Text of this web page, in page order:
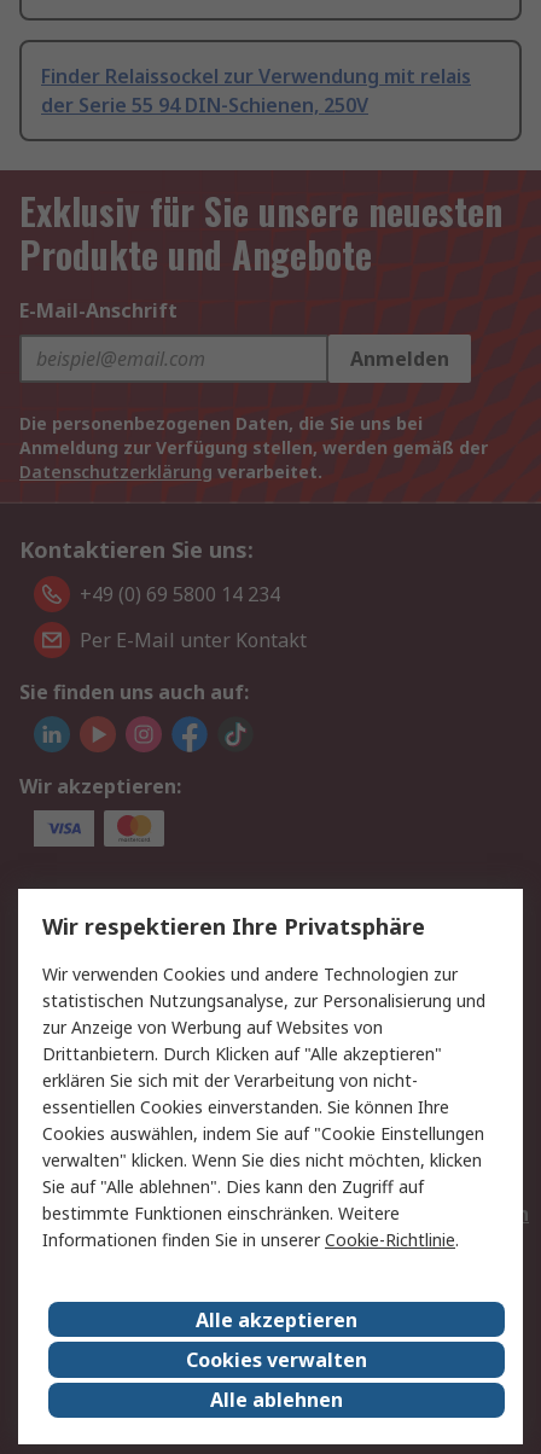
Finder Relaissockel zur Verwendung mit relais
der Serie 55 94 DIN-Schienen, 250V
Exklusiv für Sie unsere neuesten
Produkte und Angebote
E-Mail-Anschrift
Anmelden
Die personenbezogenen Daten, die Sie uns bei
Anmeldung zur Verfügung stellen, werden gemäß der
Datenschutzerklärung verarbeitet.
Kontaktieren Sie uns:
+49 (0) 69 5800 14 234
Per E-Mail unter Kontakt
Sie finden uns auch auf:
Wir akzeptieren:
Service
Value Added Services
Lieferlösungen
Rücksendungen
Kontakt
Hilfe
Privatkunden
Rechtliches
AGB
Datenschutz
Cookie-Richtlinie
Zahlungsbedingungen
Copyright/Impressum
Entsorgung
Elektrogeräte/Batterien
RS weltweit
Karriere bei RS
Nachhaltigkeit
Qualität/Umwelt/ZertifikatePresse-Center
Event-Center
Wir respektieren Ihre Privatsphäre
Wir verwenden Cookies und andere Technologien zur
statistischen Nutzungsanalyse, zur Personalisierung und
zur Anzeige von Werbung auf Websites von
Drittanbietern. Durch Klicken auf "Alle akzeptieren"
erklären Sie sich mit der Verarbeitung von nicht-
essentiellen Cookies einverstanden. Sie können Ihre
Cookies auswählen, indem Sie auf "Cookie Einstellungen
verwalten" klicken. Wenn Sie dies nicht möchten, klicken
Sie auf "Alle ablehnen". Dies kann den Zugriff auf
bestimmte Funktionen einschränken. Weitere
Informationen finden Sie in unsererCookie-Richtlinie.
Alle akzeptieren
Cookies verwalten
Alle ablehnen